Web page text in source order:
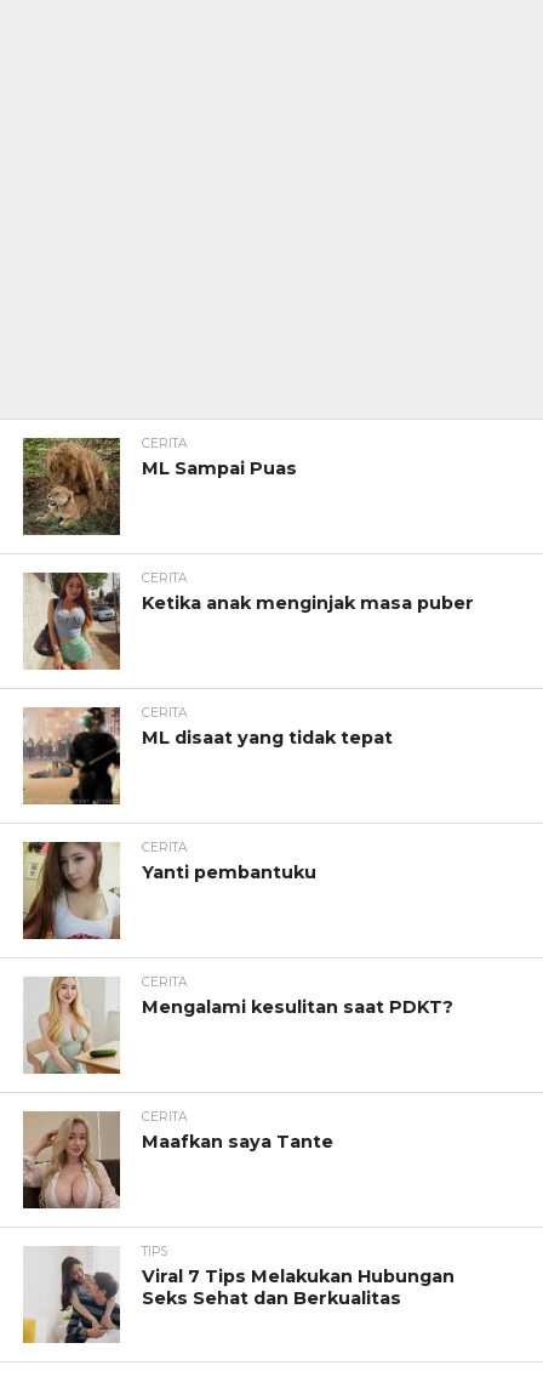
CERITA
ML Sampai Puas
CERITA
Ketika anak menginjak masa puber
CERITA
ML disaat yang tidak tepat
CERITA
Yanti pembantuku
CERITA
Mengalami kesulitan saat PDKT?
CERITA
Maafkan saya Tante
TIPS
Viral 7 Tips Melakukan Hubungan
Seks Sehat dan Berkualitas